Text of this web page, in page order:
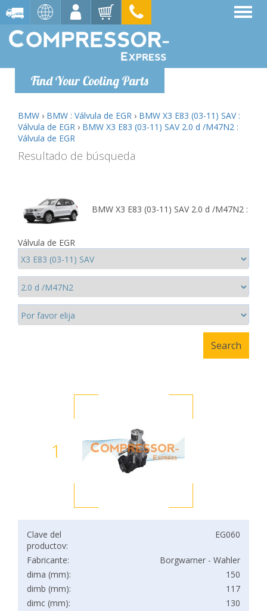
Find Your Cooling Parts
BMW › BMW : Válvula de EGR › BMW X3 E83 (03-11) SAV :
Válvula de EGR › BMW X3 E83 (03-11) SAV 2.0 d /M47N2 :
Válvula de EGR
Resultado de búsqueda
BMW X3 E83 (03-11) SAV 2.0 d /M47N2 :
Válvula de EGR
1
Clave del
productov:
EG060
Fabricante:
Borgwarner - Wahler
dima (mm):
150
dimb (mm):
117
dimc (mm):
130